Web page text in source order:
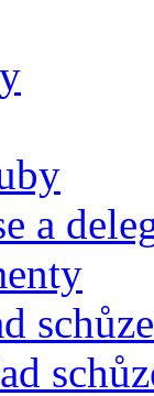
a
schůze